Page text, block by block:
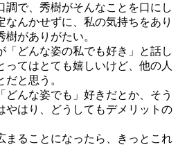
で、秀樹がそんなことを口にし
なんかせずに、私の気持ちをあり
がありがたい。
どんな姿の私でも好き」と話し
ってはとても嬉しいけど、他の人
と思う。
んな姿でも」好きだとか、そう
やはり、どうしてもデメリットの
ることになったら、きっとこれ